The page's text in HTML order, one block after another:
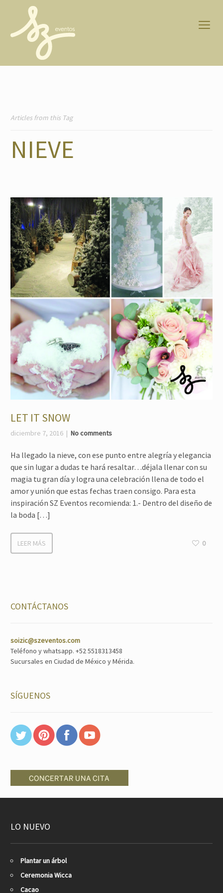
Articles from this Tag
NIEVE
LET IT SNOW
diciembre 7, 2016 No comments
Ha llegado la nieve, con ese punto entre alegría y elegancia
que sin lugar a dudas te hará resaltar…déjala llenar con su
magia tu gran día y logra una celebración llena de todo el
amor y unión que estas fechas traen consigo. Para esta
inspiración SZ Eventos recomienda: 1.- Dentro del diseño de
la boda […]
LEER MÁS 0
CONTÁCTANOS
soizic@szeventos.com
Teléfono y whatsapp. +52 5518313458
Sucursales en Ciudad de México y Mérida.
SÍGUENOS
LO NUEVO
Plantar un árbol
Ceremonia Wicca
Cacao